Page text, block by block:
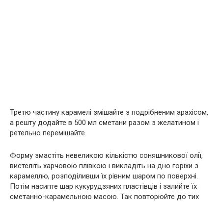
Третю частину карамелі змішайте з подрібненим арахісом,
а решту додайте в 500 мл сметани разом з желатином і
ретельно перемішайте.
Форму змастіть невеликою кількістю соняшникової олії,
вистеліть харчовою плівкою і викладіть на дно горіхи з
карамеллю, розподіливши їх рівним шаром по поверхні.
Потім насипте шар кукурудзяних пластівців і залийте їх
сметанно-карамельною масою. Так повторюйте до тих